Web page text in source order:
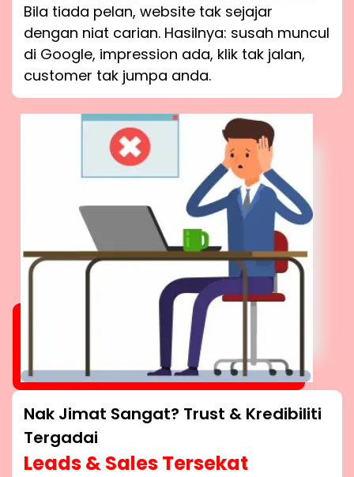
Bila tiada pelan, website tak sejajar
dengan niat carian. Hasilnya: susah muncul
di Google, impression ada, klik tak jalan,
customer tak jumpa anda.
Nak Jimat Sangat? Trust & Kredibiliti
Tergadai
Leads & Sales Tersekat